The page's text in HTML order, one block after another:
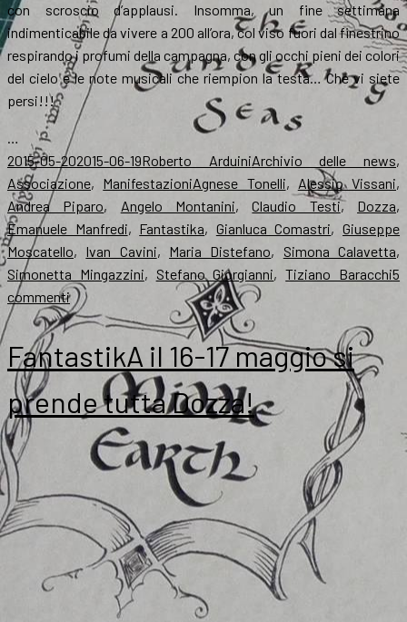
con scroscio d’applausi. Insomma, un fine settimana
indimenticabile da vivere a 200 all’ora, col viso fuori dal finestrino
respirando i profumi della campagna, con gli occhi pieni dei colori
del cielo e le note musicali che riempion la testa… Che vi siete
persi!!!
…
Scritto
il
2015-05-202015-06-19Autore
Roberto ArduiniCategorie
Archivio delle news,
Associazione, ManifestazioniTag
Agnese Tonelli, Alessio Vissani,
Andrea Piparo, Angelo Montanini,Claudio Testi, Dozza,
Emanuele Manfredi, Fantastika, Gianluca Comastri,Giuseppe
Moscatello, Ivan Cavini, Maria Distefano, Simona Calavetta,
Simonetta Mingazzini, Stefano Giorgianni,Tiziano Baracchi5
commentisu
Fantastika,
duemila
sembran
pochi…
FantastikA il 16-17 maggio si
prende tutta Dozza!